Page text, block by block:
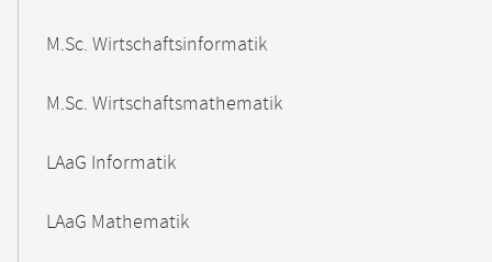
M.Sc. Wirtschaftsinformatik
M.Sc. Wirtschaftsmathematik
LAaG Informatik
LAaG Mathematik